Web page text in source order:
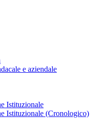
e aziendale
Istituzionale
Istituzionale (Cronologico)